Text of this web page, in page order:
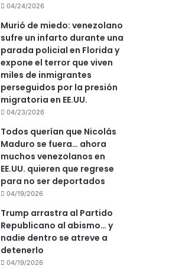
04/24/2026
Murió de miedo: venezolano
sufre un infarto durante una
parada policial en Florida y
expone el terror que viven
miles de inmigrantes
perseguidos por la presión
migratoria en EE.UU.
04/23/2026
Todos querían que Nicolás
Maduro se fuera… ahora
muchos venezolanos en
EE.UU. quieren que regrese
para no ser deportados
04/19/2026
Trump arrastra al Partido
Republicano al abismo… y
nadie dentro se atreve a
detenerlo
04/19/2026